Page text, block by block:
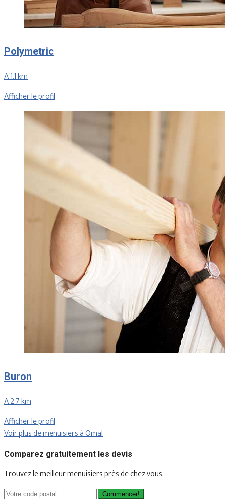
Polymetric
A 1.1 km
Afficher le profil
Buron
A 2.7 km
Afficher le profil
Voir plus de menuisiers à Omal
Comparez gratuitement les devis
Trouvez le meilleur menuisiers près de chez vous.
Commencer!